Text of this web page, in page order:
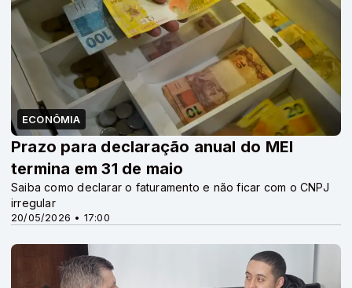
ECONÔMIA
20/05/2026 • 17:00
Prazo para declaração anual do MEI
termina em 31 de maio
Saiba como declarar o faturamento e não ficar com o CNPJ
irregular